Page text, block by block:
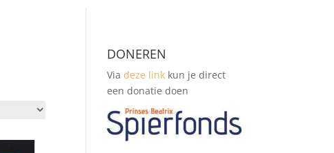
DONEREN
Viadeze link kun je direct
een donatie doen